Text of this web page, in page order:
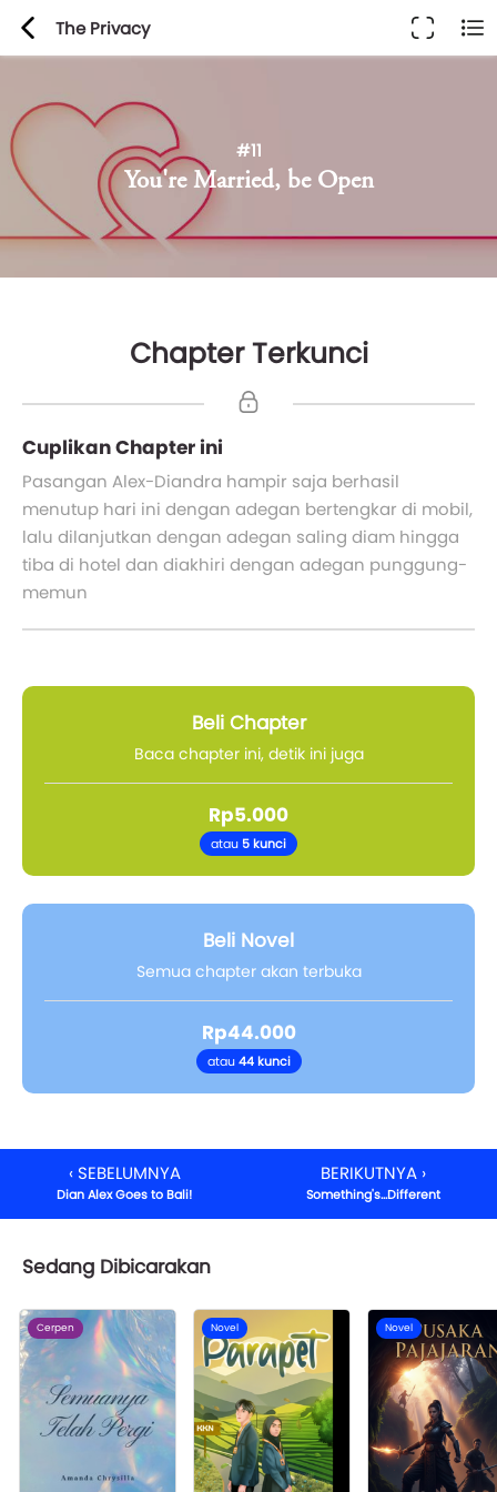
The Privacy
#11
You're Married, be Open
Chapter Terkunci
Cuplikan Chapter ini
Pasangan Alex-Diandra hampir saja berhasil
menutup hari ini dengan adegan bertengkar di mobil,
lalu dilanjutkan dengan adegan saling diam hingga
tiba di hotel dan diakhiri dengan adegan punggung-
memun
Beli Chapter
Baca chapter ini, detik ini juga
Rp5.000
atau 5 kunci
Beli Novel
Semua chapter akan terbuka
Rp44.000
atau44 kunci
‹ SEBELUMNYA
Dian Alex Goes to Bali!
BERIKUTNYA ›
Something's...Different
Sedang Dibicarakan
Cerpen Novel Novel